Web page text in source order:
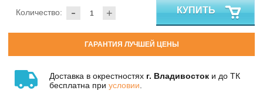
- +
Количество: КУПИТЬ
ГАРАНТИЯ ЛУЧШЕЙ ЦЕНЫ
Доставка в окрестностях г. Владивосток и до ТК
бесплатна при условии